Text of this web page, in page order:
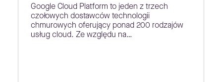
Google Cloud Platform to jeden z trzech
czołowych dostawców technologii
chmurowych oferujący ponad 200 rodzajów
usług cloud. Ze względu na…